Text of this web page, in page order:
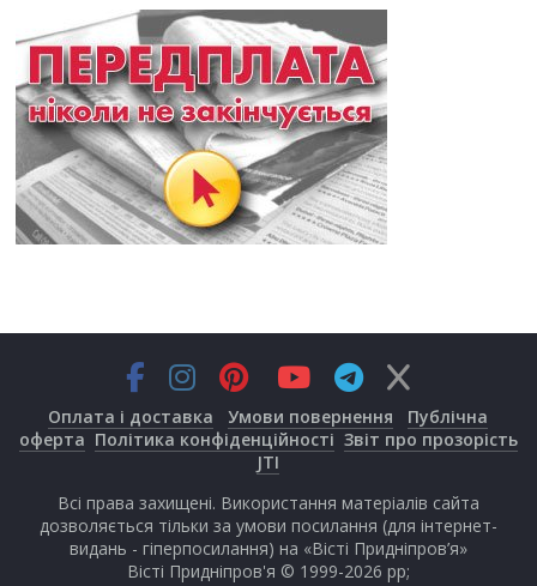
Оплата і доставка Умови повернення
Публічна
оферта Політика конфіденційності Звіт про прозорість
JTI
Всі права захищені. Використання матеріалів сайта
дозволяється тільки за умови посилання (для інтернет-
видань - гіперпосилання) на «Вісті Придніпров’я»
Вісті Придніпров'я © 1999-2026 рр;